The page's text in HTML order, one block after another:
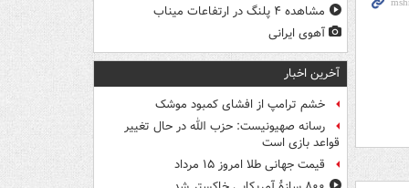
مشاهده ۴ پلنگ در ارتفاعات میناب
آهوی ایرانی
آخرین اخبار
خشم ترامپ از افشای کمبود موشک
رسانه صهیونیست: حزب الله در حال تغییر
قواعد بازی است
قیمت جهانی طلا امروز ۱۵ مرداد